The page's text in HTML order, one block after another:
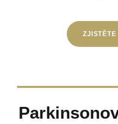
ZJISTĚTE